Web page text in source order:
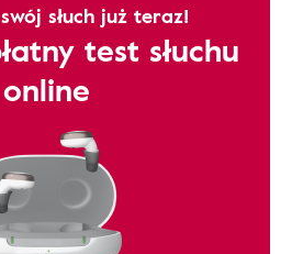
słuch już teraz!
test słuchu
online